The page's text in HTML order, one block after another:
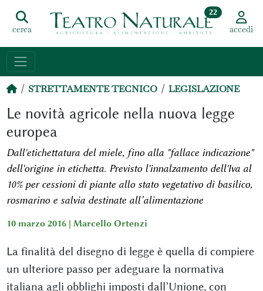
cerca
22
accedi
STRETTAMENTE TECNICO LEGISLAZIONE
Le novità agricole nella nuova legge
europea
Dall'etichettatura del miele, fino alla "fallace indicazione"
dell'origine in etichetta. Previsto l'innalzamento dell'Iva al
10% per cessioni di piante allo stato vegetativo di basilico,
rosmarino e salvia destinate all’alimentazione
10 marzo 2016 | Marcello Ortenzi
La finalità del disegno di legge è quella di compiere
un ulteriore passo per adeguare la normativa
italiana agli obblighi imposti dall’Unione, con